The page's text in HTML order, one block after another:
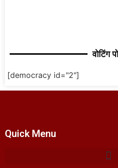
वोटिंग
[democracy id="2"]
Quick Menu